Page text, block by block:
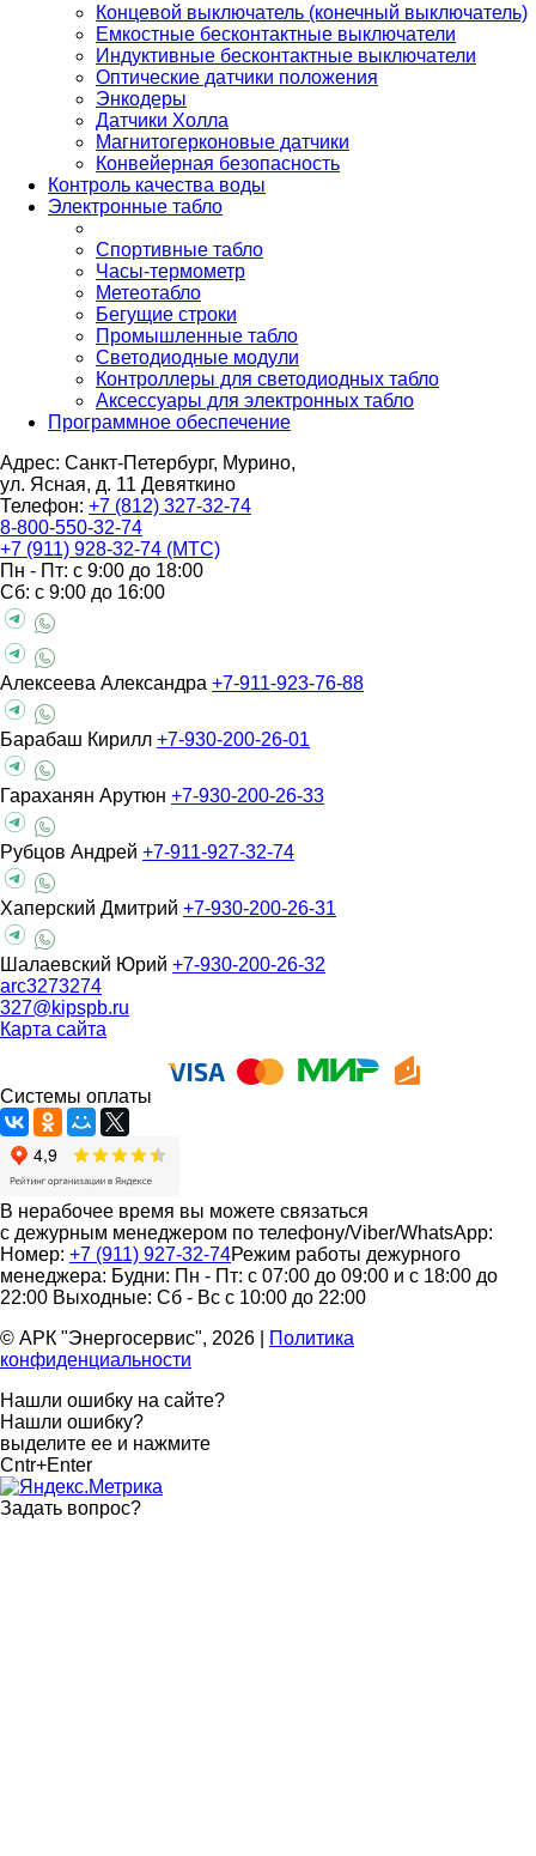
Концевой выключатель (конечный выключатель)
Емкостные бесконтактные выключатели
Индуктивные бесконтактные выключатели
Оптические датчики положения
Энкодеры
Датчики Холла
Магнитогерконовые датчики
Конвейерная безопасность
Контроль качества воды
Электронные табло
Спортивные табло
Часы-термометр
Метеотабло
Бегущие строки
Промышленные табло
Светодиодные модули
Контроллеры для светодиодных табло
Аксессуары для электронных табло
Программное обеспечение
Адрес: Санкт-Петербург, Мурино,
ул. Ясная, д. 11 Девяткино
Телефон: +7 (812) 327-32-74
8-800-550-32-74
+7 (911) 928-32-74 (МТС)
Пн - Пт: с 9:00 до 18:00
Сб: с 9:00 до 16:00
Алексеева Александра +7-911-923-76-88
Барабаш Кирилл +7-930-200-26-01
Гараханян Арутюн +7-930-200-26-33
Рубцов Андрей +7-911-927-32-74
Хаперский Дмитрий +7-930-200-26-31
Шалаевский Юрий +7-930-200-26-32
arc3273274
327@kipspb.ru
Карта сайта
Системы оплаты
В нерабочее время вы можете связаться
с дежурным менеджером по телефону/Viber/WhatsApp:
Номер: +7 (911) 927-32-74Режим работы дежурного
менеджера: Будни: Пн - Пт: с 07:00 до 09:00 и с 18:00 до
22:00 Выходные: Сб - Вс с 10:00 до 22:00
© АРК "Энергосервис", 2026
Политика
конфиденциальности
Нашли ошибку на сайте?
Нашли ошибку?
выделите ее и нажмите
Cntr+Enter
Задать вопрос?